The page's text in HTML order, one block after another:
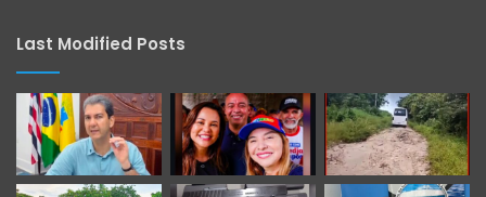
Last Modified Posts